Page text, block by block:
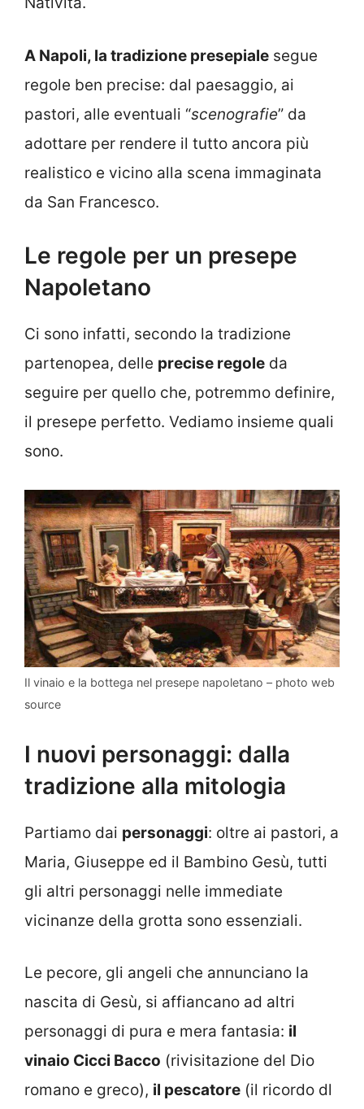
A Napoli, la tradizione presepiale segue
regole ben precise: dal paesaggio, ai
pastori, alle eventuali “scenografie” da
adottare per rendere il tutto ancora più
realistico e vicino alla scena immaginata
da San Francesco.
Le regole per un presepe
Napoletano
Ci sono infatti, secondo la tradizione
partenopea, delle precise regole da
seguire per quello che, potremmo definire,
il presepe perfetto. Vediamo insieme quali
sono.
Il vinaio e la bottega nel presepe napoletano – photo web
source
I nuovi personaggi: dalla
tradizione alla mitologia
Partiamo dai personaggi: oltre ai pastori, a
Maria, Giuseppe ed il Bambino Gesù, tutti
gli altri personaggi nelle immediate
vicinanze della grotta sono essenziali.
Le pecore, gli angeli che annunciano la
nascita di Gesù, si affiancano ad altri
personaggi di pura e mera fantasia: il
vinaio Cicci Bacco (rivisitazione del Dio
romano e greco), il pescatore (il ricordo dl